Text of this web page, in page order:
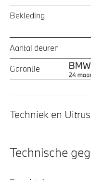
Bekleding
Aantal deuren
Garantie
Techniek en
Technische